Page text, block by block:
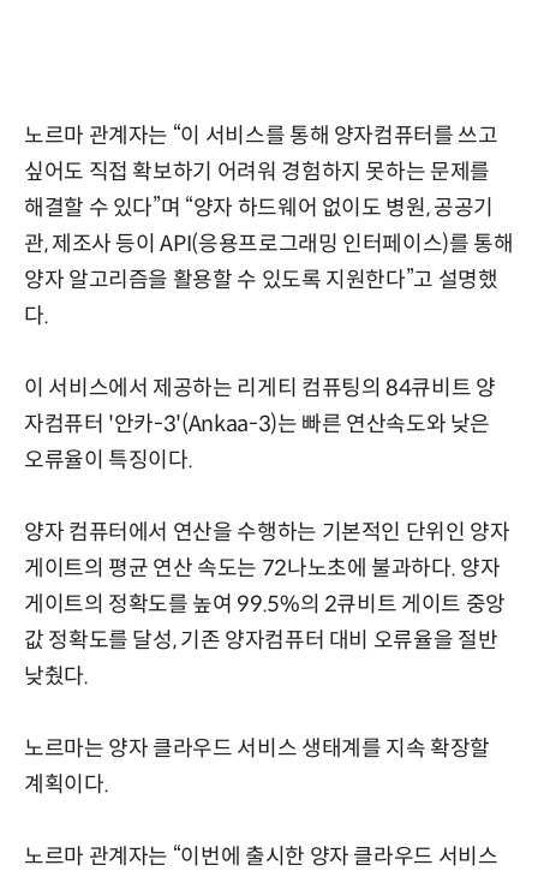
노르마 관계자는 “이 서비스를 통해 양자컴퓨터를 쓰고
싶어도 직접 확보하기 어려워 경험하지 못하는 문제를
해결할 수 있다”며 “양자 하드웨어 없이도 병원, 공공기
관, 제조사 등이 API(응용프로그래밍 인터페이스)를 통해
양자 알고리즘을 활용할 수 있도록 지원한다”고 설명했
다.
이 서비스에서 제공하는 리게티 컴퓨팅의 84큐비트 양
자컴퓨터 '안카-3'(Ankaa-3)는 빠른 연산속도와 낮은
오류율이 특징이다.
양자 컴퓨터에서 연산을 수행하는 기본적인 단위인 양자
게이트의 평균 연산 속도는 72나노초에 불과하다. 양자
게이트의 정확도를 높여 99.5%의 2큐비트 게이트 중앙
값 정확도를 달성, 기존 양자컴퓨터 대비 오류율을 절반
낮췄다.
노르마는 양자 클라우드 서비스 생태계를 지속 확장할
계획이다.
노르마 관계자는 “이번에 출시한 양자 클라우드 서비스